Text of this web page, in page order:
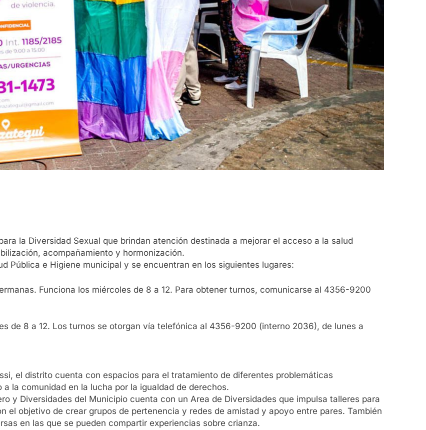
la Diversidad Sexual que brindan atención destinada a mejorar el acceso a la salud
acompañamiento y hormonización.
Pública e Higiene municipal y se encuentran en los siguientes lugares:
Funciona los miércoles de 8 a 12. Para obtener turnos, comunicarse al 4356-9200
de 8 a 12. Los turnos se otorgan vía telefónica al 4356-9200 (interno 2036), de lunes a
el distrito cuenta con espacios para el tratamiento de diferentes problemáticas
la comunidad en la lucha por la igualdad de derechos.
y Diversidades del Municipio cuenta con un Area de Diversidades que impulsa talleres para
el objetivo de crear grupos de pertenencia y redes de amistad y apoyo entre pares. También
en las que se pueden compartir experiencias sobre crianza.